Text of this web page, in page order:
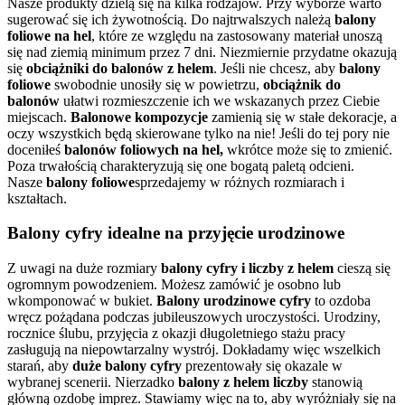
sugerować się ich żywotnością. Do najtrwalszych należą balony
foliowe na hel, które ze względu na zastosowany materiał unoszą
się nad ziemią minimum przez 7 dni. Niezmiernie przydatne okazują
się obciążniki do balonów z helem. Jeśli nie chcesz, aby balony
foliowe swobodnie unosiły się w powietrzu, obciążnik do
balonów ułatwi rozmieszczenie ich we wskazanych przez Ciebie
miejscach. Balonowe kompozycje zamienią się w stałe dekoracje, a
oczy wszystkich będą skierowane tylko na nie! Jeśli do tej pory nie
doceniłeś balonów foliowych na hel, wkrótce może się to zmienić.
Poza trwałością charakteryzują się one bogatą paletą odcieni.
Nasze balony foliowesprzedajemy w różnych rozmiarach i
kształtach.
Balony cyfry idealne na przyjęcie urodzinowe
Z uwagi na duże rozmiary balony cyfry i liczby z helem cieszą się
ogromnym powodzeniem. Możesz zamówić je osobno lub
wkomponować w bukiet. Balony urodzinowe cyfry to ozdoba
wręcz pożądana podczas jubileuszowych uroczystości. Urodziny,
rocznice ślubu, przyjęcia z okazji długoletniego stażu pracy
zasługują na niepowtarzalny wystrój. Dokładamy więc wszelkich
starań, aby duże balony cyfry prezentowały się okazale w
wybranej scenerii. Nierzadko balony z helem liczby stanowią
główną ozdobę imprez. Stawiamy więc na to, aby wyróżniały się na